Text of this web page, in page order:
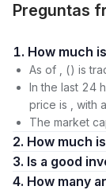
Preguntas
As of , () is
In the last 24
price is , with
The market
2. How much
3. Is a good
4.